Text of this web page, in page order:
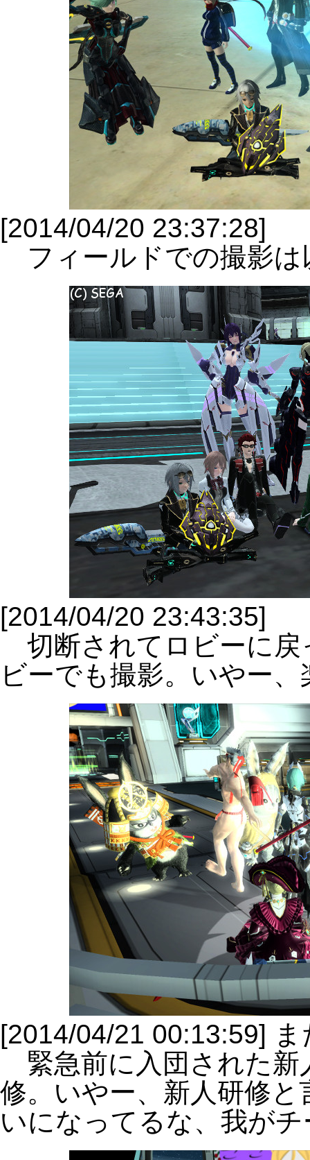
[2014/04/20 23:37:28]
フィールドでの撮影は
[2014/04/20 23:43:35]
切断されてロビーに戻
ビーでも撮影。いやー
[2014/04/21 00:13:59]
緊急前に入団された新
修。いやー、新人研修
いになってるな、我が